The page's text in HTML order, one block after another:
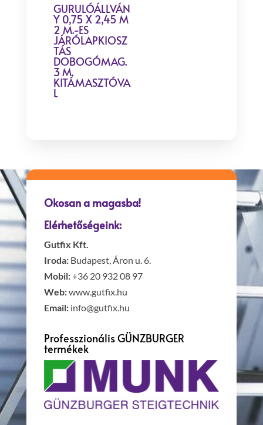
GURULÓÁLLVÁN
Y 0,75 X 2,45 M
2 M.-ES
JÁRÓLAPKIOSZ
TÁS
DOBOGÓMAG.
3 M.
KITÁMASZTÓVA
L
Okosan a magasba!
Elérhetőségeink:
Gutfix Kft.
Iroda:Budapest, Áron u. 6.
Mobil:+36 20 932 08 97
Web:www.gutfix.hu
Email: info@gutfix.hu
Professzionális GÜNZBURGER
termékek